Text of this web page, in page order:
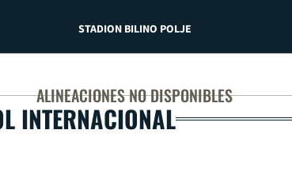
STADION BILINO POLJE
ALINEACIONES NO DISPONIBLES
INTERNACIONAL